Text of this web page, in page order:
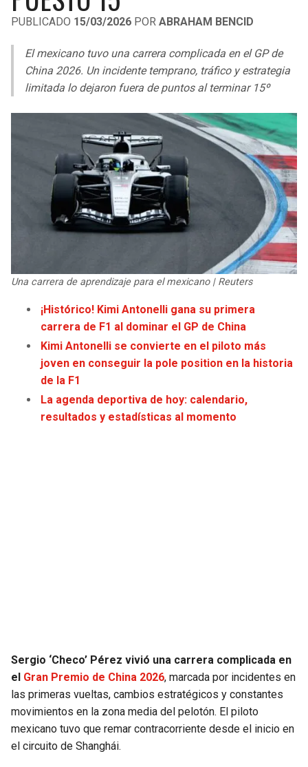
LIGA DE EXPANSIÓN MX
UEFA EUROPA LEAGUE
MLS
COPA SUDAMERICANA
LIGA BETPLAY
OTRAS LIGAS
CHARGERS
BROWNS
STEELERS
COLTS
BEARS
LIONS
PACKERS
PISTONS
HAWKS
HORNETS
MAGIC
SPURS
NUGGETS
TIMBERWOLVES
PUBLICADO 15/03/2026 POR ABRAHAM BENCID
El mexicano tuvo una carrera complicada en el GP de
China 2026. Un incidente temprano, tráfico y estrategia
limitada lo dejaron fuera de puntos al terminar 15º
Una carrera de aprendizaje para el mexicano | Reuters
¡Histórico! Kimi Antonelli gana su primera
carrera de F1 al dominar el GP de China
Kimi Antonelli se convierte en el piloto más
joven en conseguir la pole position en la historia
de la F1
La agenda deportiva de hoy: calendario,
resultados y estadísticas al momento
Sergio ‘Checo’ Pérez vivió una carrera complicada en
el Gran Premio de China 2026, marcada por incidentes en
las primeras vueltas, cambios estratégicos y constantes
movimientos en la zona media del pelotón. El piloto
mexicano tuvo que remar contracorriente desde el inicio en
el circuito de Shanghái.